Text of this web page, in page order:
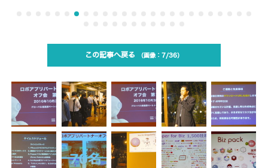
この記事へ戻る 7/36